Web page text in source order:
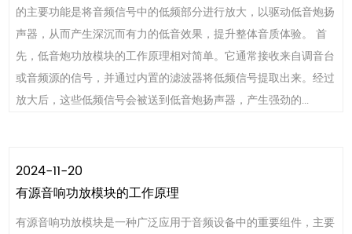
的主要功能是将音频信号中的低频部分进行放大，以驱动低音炮扬
声器，从而产生深沉而有力的低音效果，提升整体音质体验。 首
先，低音炮功放模块的工作原理相对简单。它通常接收来自调音台
或音频源的信号，并通过内置的滤波器将低频信号提取出来。经过
放大后，这些低频信号会被送到低音炮扬声器，产生强劲的...
2024-11-20
有源音响功放模块的工作原理
有源音响功放模块是一种广泛应用于音频设备中的重要组件，主要